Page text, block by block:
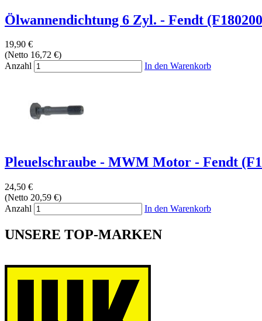
Ölwannendichtung 6 Zyl. - Fendt
19,90 €
(Netto 16,72 €)
Anzahl
In den Warenkorb
Pleuelschraube - MWM Motor - Fendt
24,50 €
(Netto 20,59 €)
Anzahl
In den Warenkorb
UNSERE TOP-MARKEN